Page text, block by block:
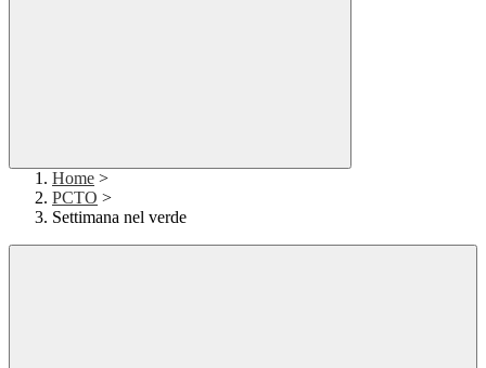
Home >
PCTO >
Settimana nel verde